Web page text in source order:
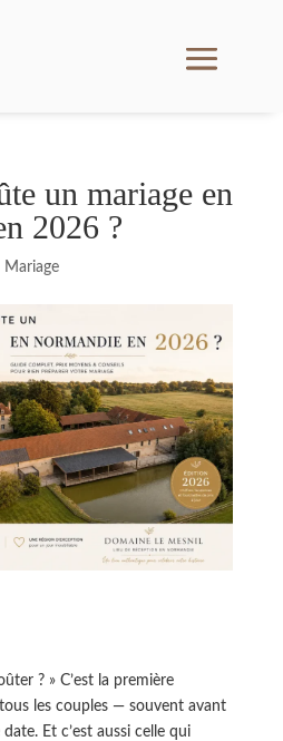
un mariage en
2026 ?
Mariage
? » C’est la première
les couples — souvent avant
Et c’est aussi celle qui